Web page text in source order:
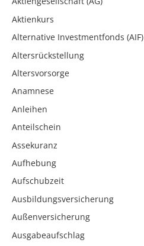
Aktienkurs
Alternative Investmentfonds (AIF)
Altersrückstellung
Altersvorsorge
Anamnese
Anleihen
Anteilschein
Assekuranz
Aufhebung
Aufschubzeit
Ausbildungsversicherung
Außenversicherung
Ausgabeaufschlag